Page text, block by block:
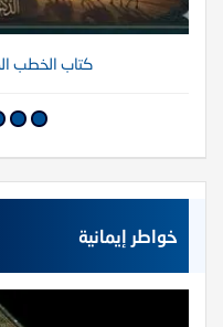
كتاب الخطب
خواطر إيمانية